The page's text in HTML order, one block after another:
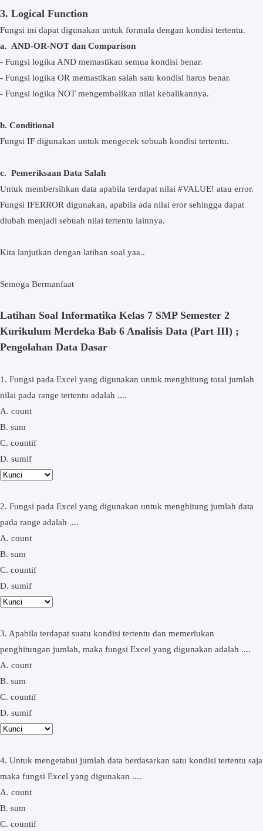
3. Logical Function
Fungsi ini dapat digunakan untuk formula dengan kondisi tertentu.
a. AND-OR-NOT dan Comparison
- Fungsi logika AND memastikan semua kondisi benar.
- Fungsi logika OR memastikan salah satu kondisi harus benar.
- Fungsi logika NOT mengembalikan nilai kebalikannya.
b. Conditional
Fungsi IF digunakan untuk mengecek sebuah kondisi tertentu.
c. Pemeriksaan Data Salah
Untuk membersihkan data apabila terdapat nilai #VALUE! atau error.
Fungsi IFERROR digunakan, apabila ada nilai eror sehingga dapat
diubah menjadi sebuah nilai tertentu lainnya.
Kita lanjutkan dengan latihan soal yaa..
Semoga Bermanfaat
Latihan Soal Informatika Kelas 7 SMP Semester 2
Kurikulum Merdeka Bab 6 Analisis Data (Part III) ;
Pengolahan Data Dasar
1. Fungsi pada Excel yang digunakan untuk menghitung total jumlah
nilai pada range tertentu adalah ....
A. count
B. sum
C. countif
D. sumif
2. Fungsi pada Excel yang digunakan untuk menghitung jumlah data
pada range adalah ....
A. count
B. sum
C. countif
D. sumif
3. Apabila terdapat suatu kondisi tertentu dan memerlukan
penghitungan jumlah, maka fungsi Excel yang digunakan adalah ....
A. count
B. sum
C. countif
D. sumif
4. Untuk mengetahui jumlah data berdasarkan satu kondisi tertentu saja
maka fungsi Excel yang digunakan ....
A. count
B. sum
C. countif